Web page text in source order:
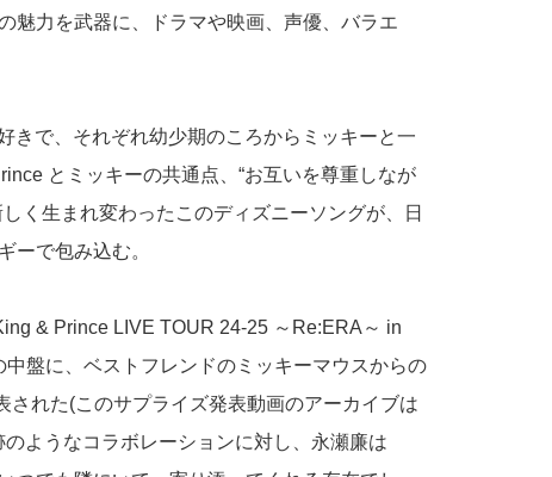
魅力を武器に、ドラマや映画、声優、バラエ
きで、それぞれ幼少期のころからミッキーと一
とミッキーの共通点、“お互いを尊重しなが
く生まれ変わったこのディズニーソングが、日
ーで包み込む。
& Prince LIVE TOUR 24-25 ～Re:ERA～ in
盤に、ベストフレンドのミッキーマウスからの
された(このサプライズ発表動画のアーカイブは
ようなコラボレーションに対し、永瀬廉は